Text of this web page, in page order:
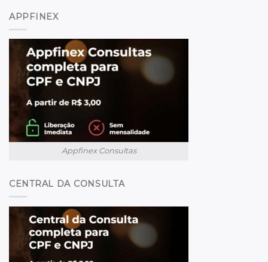
APPFINEX
Appfinex Consultas
CENTRAL DA CONSULTA